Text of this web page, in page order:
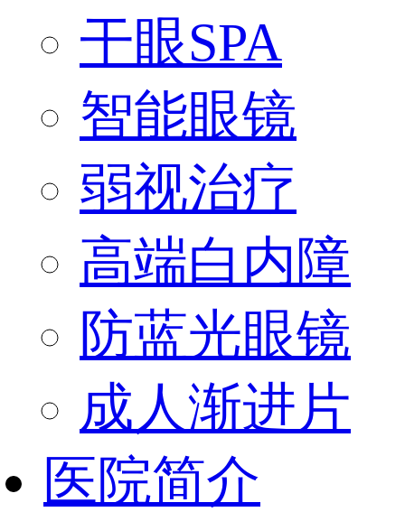
干眼SPA
智能眼镜
弱视治疗
高端白内障
防蓝光眼镜
成人渐进片
医院简介